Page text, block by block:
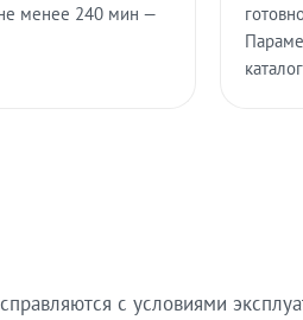
менее 240 мин —
с условиями